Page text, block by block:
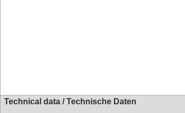
Technical data / Technische Daten